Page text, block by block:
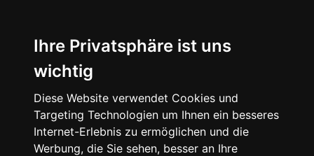
Ihre Privatsphäre ist uns
wichtig
Diese Website verwendet Cookies und
Targeting Technologien um Ihnen ein besseres
Internet-Erlebnis zu ermöglichen und die
Werbung, die Sie sehen, besser an Ihre